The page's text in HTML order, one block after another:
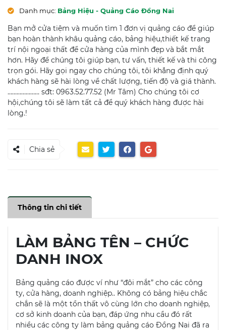
Danh mục: Bảng Hiệu - Quảng Cáo Đồng Nai
Bạn mở cửa tiệm và muốn tìm 1 đơn vị quảng cáo để giúp
bạn hoàn thành khâu quảng cáo, bảng hiệu,thiết kế trang
trí nội ngoại thất để cửa hàng của mình đẹp và bắt mắt
hơn. Hãy để chúng tôi giúp bạn, tư vấn, thiết kế và thi công
trọn gói. Hãy gọi ngay cho chúng tôi, tôi khẳng định quý
khách hàng sẽ hài lòng về chất lượng, tiến độ và giá thành.
………………… sđt: 0963.52.77.52 (Mr Tâm) Cho chúng tôi cơ
hội,chúng tôi sẽ làm tất cả để quý khách hàng được hài
lòng.!
Chia sẻ
Thông tin chi tiết
LÀM BẢNG TÊN – CHỨC
DANH INOX
Bảng quảng cáo được ví như “đôi mắt” cho các công
ty, cửa hàng, doanh nghiệp.. Không có bảng hiệu chắc
chắn sẽ là một tổn thất vô cùng lớn cho doanh nghiệp,
cơ sở kinh doanh của bạn, đáp ứng nhu cầu đó rất
nhiều các công ty làm bảng quảng cáo Đồng Nai đã ra